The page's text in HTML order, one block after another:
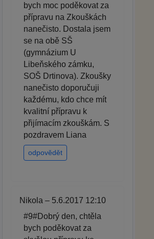
bych moc poděkovat za
přípravu na Zkouškách
nanečisto. Dostala jsem
se na obě SŠ
(gymnázium U
Libeňského zámku,
SOŠ Drtinova). Zkoušky
nanečisto doporučuji
každému, kdo chce mít
kvalitní přípravu k
přijímacím zkouškám. S
pozdravem Liana
odpovědět
Nikola – 5.6.2017 12:10
#9#Dobrý den, chtěla
bych poděkovat za